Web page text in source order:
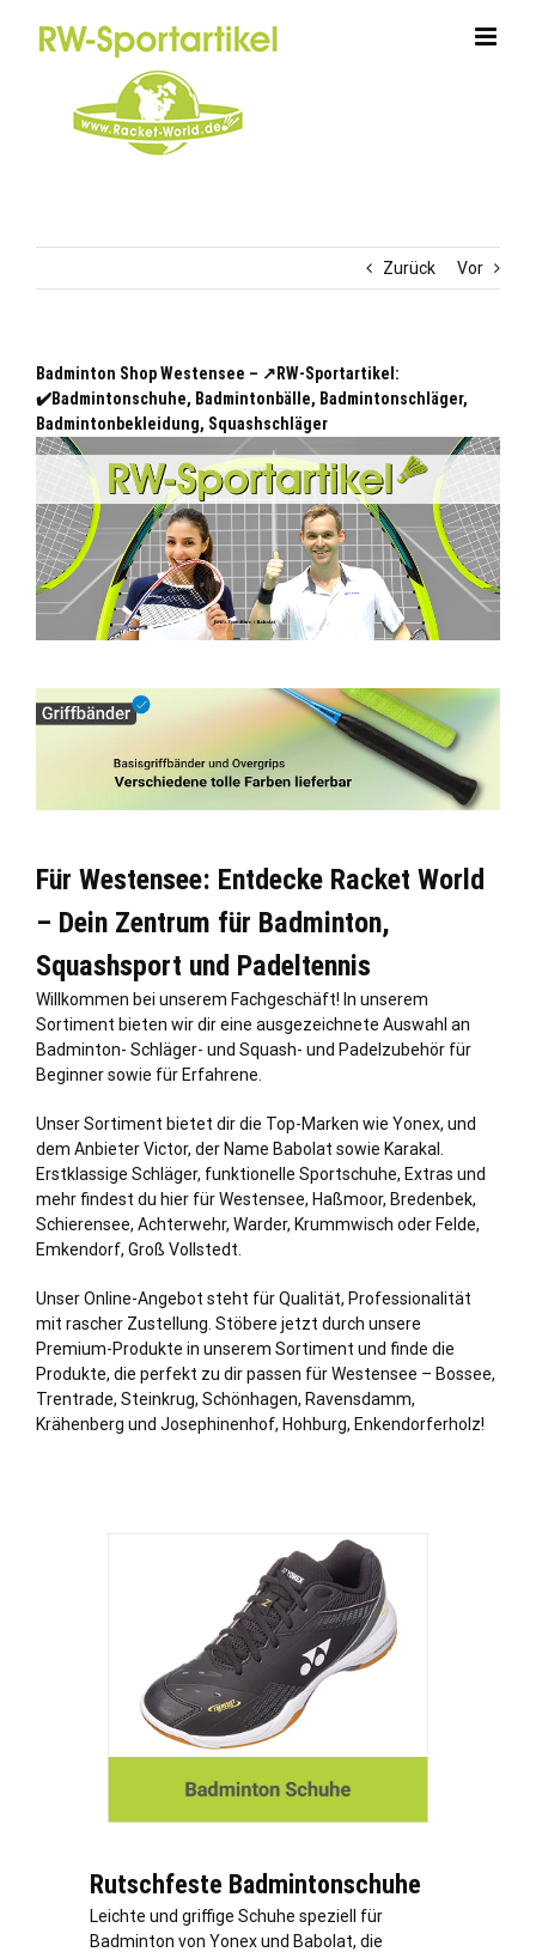
Zurück Vor
Badminton Shop Westensee – ↗️RW-Sportartikel:
✔️Badmintonschuhe, Badmintonbälle, Badmintonschläger,
Badmintonbekleidung, Squashschläger
Für Westensee: Entdecke Racket World
– Dein Zentrum für Badminton,
Squashsport und Padeltennis
Willkommen bei unserem Fachgeschäft! In unserem
Sortiment bieten wir dir eine ausgezeichnete Auswahl an
Badminton- Schläger- und Squash- und Padelzubehör für
Beginner sowie für Erfahrene.
Unser Sortiment bietet dir die Top-Marken wie Yonex, und
dem Anbieter Victor, der Name Babolat sowie Karakal.
Erstklassige Schläger, funktionelle Sportschuhe, Extras und
mehr findest du hier für Westensee, Haßmoor, Bredenbek,
Schierensee, Achterwehr, Warder, Krummwisch oder Felde,
Emkendorf, Groß Vollstedt
Unser Online-Angebot steht für Qualität, Professionalität
mit rascher Zustellung. Stöbere jetzt durch unsere
Premium-Produkte in unserem Sortiment und finde die
Produkte, die perfekt zu dir passen für Westensee – Bossee,
Trentrade, Steinkrug, Schönhagen, Ravensdamm,
Krähenberg und Josephinenhof, Hohburg, Enkendorferholz!
Rutschfeste Badmintonschuhe
Leichte und griffige Schuhe speziell für
Badminton von Yonex und Babolat, die